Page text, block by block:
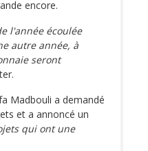
encore.
l'année écoulée
autre année, à
seront
Madbouli a demandé
et a annoncé un
qui ont une